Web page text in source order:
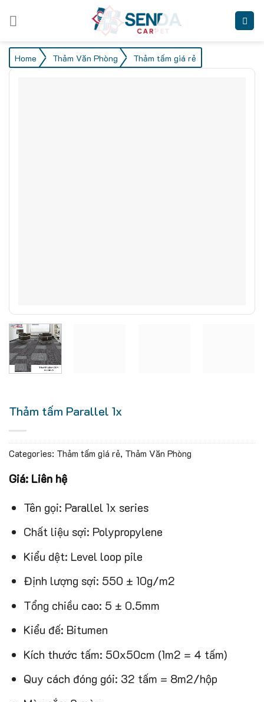
Home / Thảm Văn Phòng / Thảm tấm giá rẻ
Thảm tấm Parallel 1x
Categories: Thảm tấm giá rẻ, Thảm Văn Phòng
Giá: Liên hệ
Tên gọi: Parallel 1x series
Chất liệu sợi: Polypropylene
Kiểu dệt: Level loop pile
Định lượng sợi: 550 ± 10g/m2
Tổng chiều cao: 5 ± 0.5mm
Kiểu đế: Bitumen
Kích thước tấm: 50x50cm (1m2 = 4 tấm)
Quy cách đóng gói: 32 tấm = 8m2/hộp